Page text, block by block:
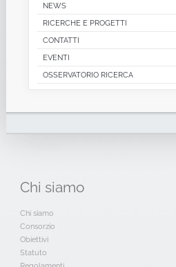
NEWS
RICERCHE E PROGETTI
CONTATTI
EVENTI
OSSERVATORIO RICERCA
Chi siamo
Chi siamo
Consorzio
Obiettivi
Statuto